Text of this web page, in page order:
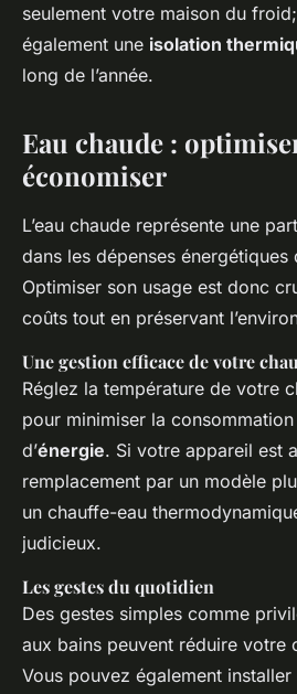
seulement votre maison du
également une isolation
long de l’année.
Eau chaude :
économiser
L’eau chaude représente une
dans les dépenses énergétiques
Optimiser son usage est donc
coûts tout en préservant
Une gestion efficace de votre
Réglez la température de votre
pour minimiser la
d’énergie. Si votre appareil est
remplacement par un modèle
un chauffe-eau
judicieux.
Les gestes du quotidien
Des gestes simples comme
aux bains peuvent réduire votre
Vous pouvez également